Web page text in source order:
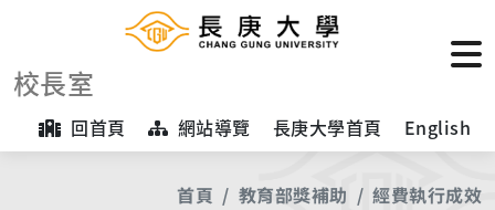
校長室
回首頁 網站導覽 長庚大學首頁 English
首頁 教育部獎補助 經費執行成效